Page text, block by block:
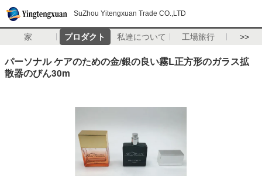
SuZhou Yitengxuan Trade CO.,LTD
家 プロダクト 私達について 工場旅行 >>
パーソナル ケアのための金/銀の良い霧L正方形のガラス拡
散器のびん30m